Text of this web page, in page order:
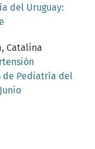
del Uruguay:
Catalina
de Pediatría del